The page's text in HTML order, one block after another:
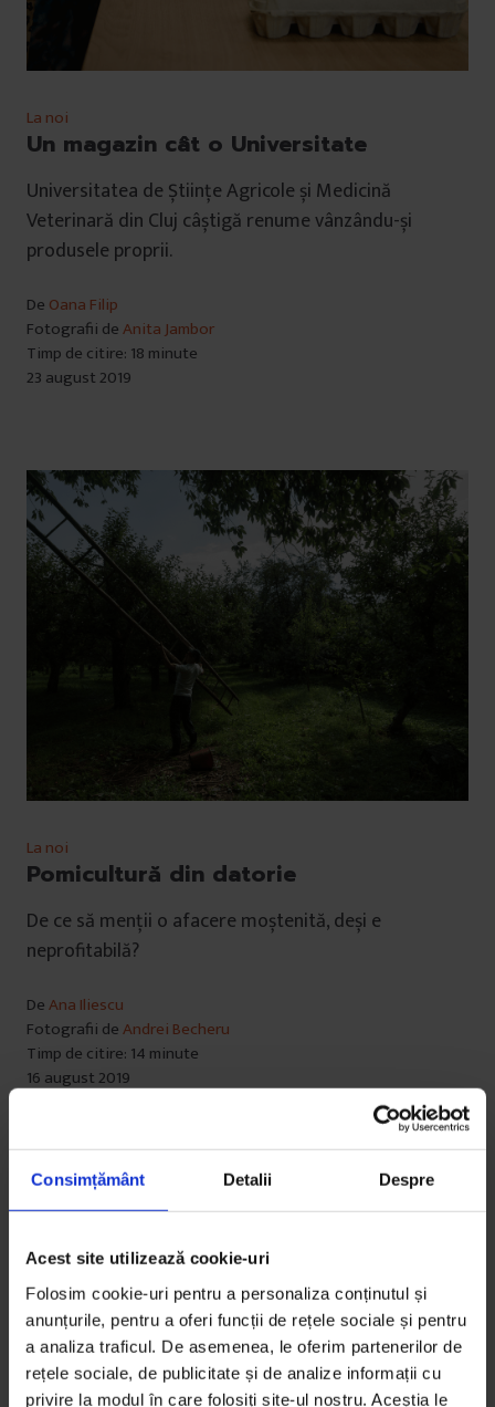
Consimțământ Detalii Despre
Acest site utilizează cookie-uri
Folosim cookie-uri pentru a personaliza conținutul și
anunțurile, pentru a oferi funcții de rețele sociale și pentru
a analiza traficul. De asemenea, le oferim partenerilor de
rețele sociale, de publicitate și de analize informații cu
privire la modul în care folosiți site-ul nostru. Aceștia le
La noi
Un magazin cât o Universitate
Universitatea de Științe Agricole și Medicină
Veterinară din Cluj câștigă renume vânzându-și
produsele proprii.
De Oana Filip
Fotografii deAnita Jambor
Timp de citire: 18 minute
23 august 2019
La noi
Pomicultură din datorie
De ce să menții o afacere moștenită, deși e
neprofitabilă?
DeAna Iliescu
Fotografii deAndrei Becheru
Timp de citire: 14 minute
16 august 2019